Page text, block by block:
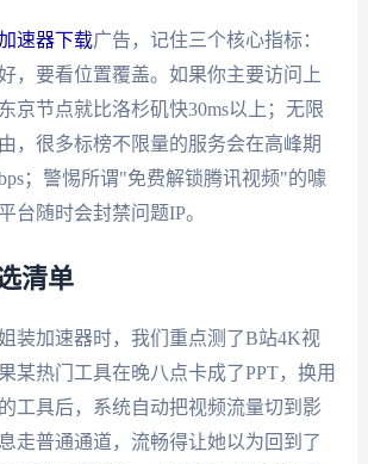
速器下载广告，记住三个核心指标：
，要看位置覆盖。如果你主要访问上
京节点就比洛杉矶快30ms以上；无限
，很多标榜不限量的服务会在高峰期
；警惕所谓"免费解锁腾讯视频"的噱
台随时会封禁问题IP。
清单
装加速器时，我们重点测了B站4K视
某热门工具在晚八点卡成了PPT，换用
工具后，系统自动把视频流量切到影
走普通通道，流畅得让她以为回到了